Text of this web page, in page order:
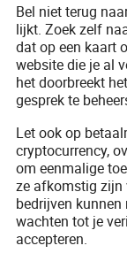
Bel niet terug
lijkt. Zoek zelf
dat op een kaart
website die je al
het doorbreekt
gesprek te
Let ook op
cryptocurrency,
om eenmalige
ze afkomstig zijn
bedrijven
wachten tot je
accepteren.